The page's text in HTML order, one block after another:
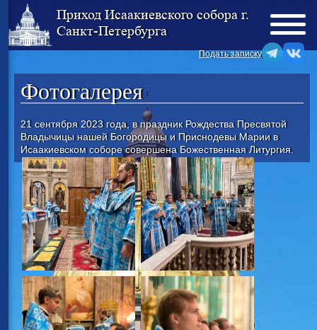
Приход Исаакиевского собора г.
Санкт-Петербурга
Подать записку
Фотогалерея
21 сентября 2023 года, в праздник Рождества Пресвятой
Владычицы нашей Богородицы и Приснодевы Марии в
Исаакиевском соборе совершена Божественная Литургия.